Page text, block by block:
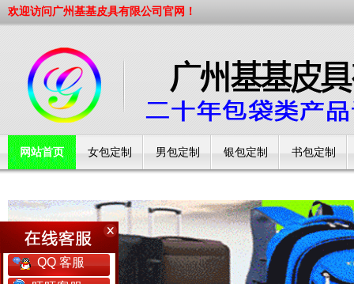
欢迎访问广州基基皮具有限公司官网！
网站首页 女包定制 男包定制 银包定制 书包定制
QQ 客服